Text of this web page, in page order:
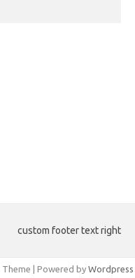
custom footer text right
Theme | Powered by Wordpress